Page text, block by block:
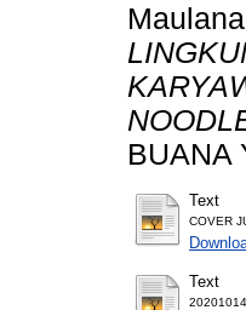
BUANA
Text
COVER
Text